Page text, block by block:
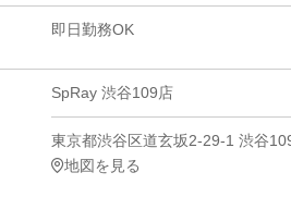
即日勤務OK
SpRay 渋谷109店
東京都渋谷区道玄坂2-29-1 渋谷
地図を見る